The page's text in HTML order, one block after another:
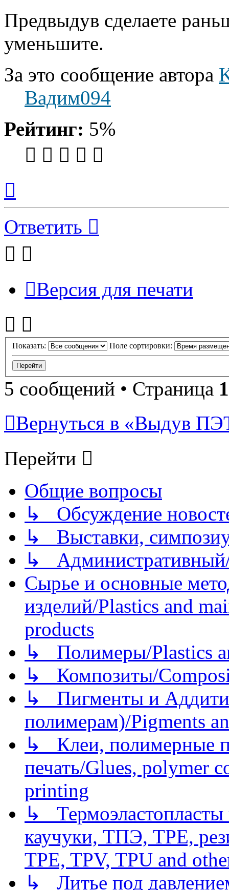
Предвыдув сделаете
уменьшите.
За это сообщение автора
Вадим094
Рейтинг: 5%
началу
Ответить
Версия для печати
Показать: Поле сортировки:
5 сообщений • Страница 1
Вернуться в «Выдув
Перейти
Общие вопросы
↳ Обсуждение
↳ Выставки,
↳
Сырье и основные
изделий/Plastics and
products
↳ Полимеры/Plastics
↳ Композиты/
↳ Пигменты и
полимерам)/Pigments
↳ Клеи, полимерные
печать/Glues, polymer
printing
↳
каучуки, ТПЭ, TPE,
TPE, TPV, TPU and
↳ Литье под